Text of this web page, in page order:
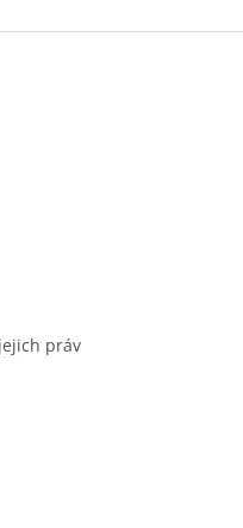
práv